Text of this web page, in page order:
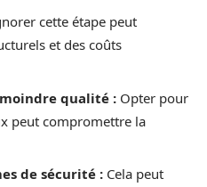
cette étape peut
et des coûts
qualité : Opter pour
peut compromettre la
de sécurité : Cela peut